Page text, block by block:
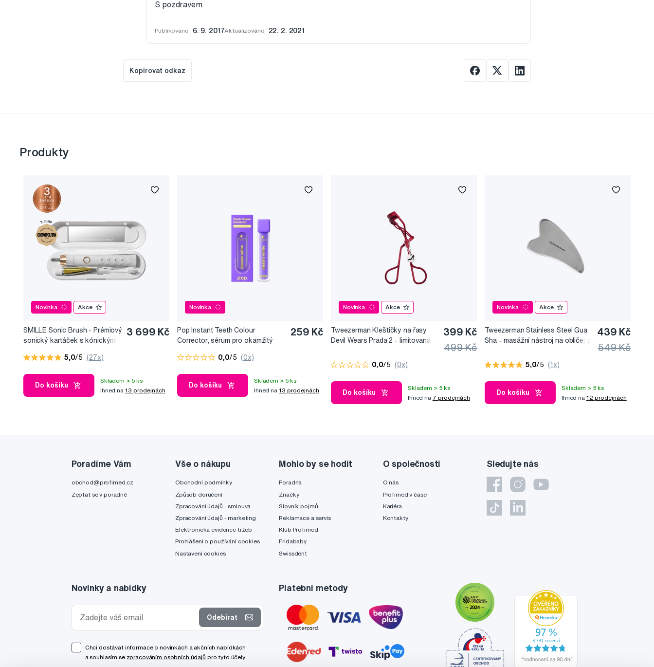
S pozdravem
Publikováno 6. 9. 2017Aktualizováno 22. 2. 2021
Kopírovat odkaz
Produkty
Novinka Akce
SMILLE Sonic Brush - Prémiový
sonický kartáček s kónickými
3 699 Kč
5,0/5 (27x)
Do košíku
Skladem > 5 ks
Ihned na 13 prodejnách
Novinka
Pop Instant Teeth Colour
Corrector, sérum pro okamžitý
259 Kč
0,0/5 (0x)
Do košíku
Skladem > 5 ks
Ihned na 13 prodejnách
Novinka Akce
Tweezerman Kleštičky na řasy
Devil Wears Prada 2 - limitovaná
399 Kč
499 Kč
0,0/5 (0x)
Do košíku
Skladem > 5 ks
Ihned na 7 prodejnách
Novinka Akce
Tweezerman Stainless Steel Gua
Sha –⁠⁠⁠⁠⁠⁠ masážní nástroj na obličej z
439 Kč
549 Kč
5,0/5 (1x)
Do košíku
Skladem > 5 ks
Ihned na 12 prodejnách
Sledujte nás
Poradíme Vám
obchod@profimed.cz
Zeptat se v poradně
Vše o nákupu
Obchodní podmínky
Způsob doručení
Zpracování údajů - smlouva
Zpracování údajů - marketing
Elektronická evidence tržeb
Prohlášení o používání cookies
Nastavení cookies
Mohlo by se hodit
Poradna
Značky
Slovník pojmů
Reklamace a servis
Klub Profimed
Fridababy
Swissdent
O společnosti
O nás
Profimed v čase
Kariéra
Kontakty
Novinky a nabídky
Odebírat
Chci dostávat informace o novinkách a akčních nabídkách
a souhlasím se zpracováním osobních údajů pro tyto účely.
Platební metody